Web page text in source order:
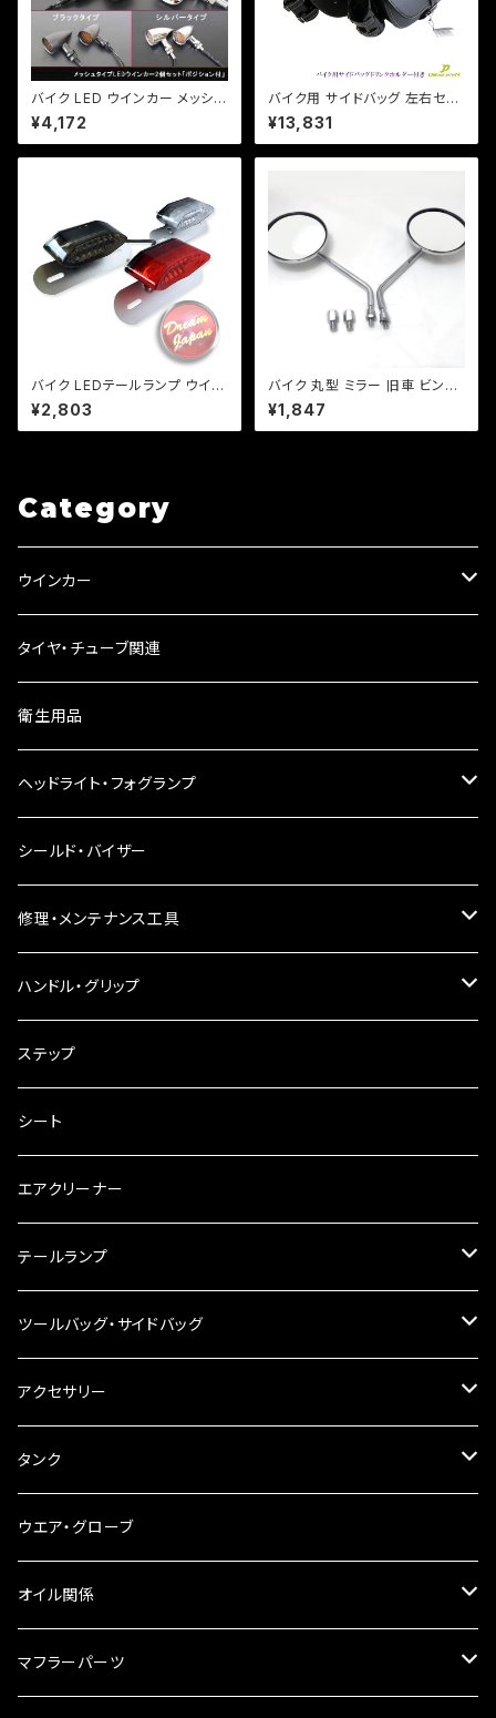
バイク LED ウインカー メッシュ
タイプ 激渋 2個セット ポジショ
ン付 アメリカン レトロ チョッパ
ー a218
¥4,172
バイク用 サイドバッグ 左右セッ
ト ドリンクホルダー レインカバ
ー付き /ドラッグスター/スポーツ
スター/ビラーゴ/マグナ
¥13,831
バイク LEDテールランプ ウイン
カー 一体型テール ルーカステ
ール【レンズ色選択】 / 汎用 ル
ーカス CB XJ SR TW
¥2,803
バイク 丸型 ミラー 旧車 ビンテ
ージ/バイク/原付 【メッキ】/原
付/変換ネジ付/スクーター/ZX/
ZR/PCX/RZ/アドレス
¥1,847
Category
ウインカー
ウインカーリレー
ウインカーレンズ
LEDウインカー
電球型ウインカー
バードゲージウインカー
ウインカークランプ
タイヤ・チューブ関連
衛生用品
ヘッドライト・フォグランプ
ヘッドライト
フォグランプ
配線・リレー
シールド・バイザー
修理・メンテナンス工具
インテークマニホールド
電装・配線・キボシ等
キャブレター
チェーン
工具類
ハンドル・グリップ
グリップ
バーハン
ハンドルパーツ
ハンドルスイッチ
その他
ハンドルポスト
ハンドルブレース
ステアリングダンパー
ブレーキ・クラッチレバー
スマホホルダー
ステップ
シート
エアクリーナー
テールランプ
ナンバー灯
ツールバッグ・サイドバッグ
ツールバッグ
サイドバッグ
サイドバッグサポート
リアBOX
ハードケース
アクセサリー
USB電源
電装系
タンク
タンク本体
タンクキャップ
タンクシール
ウエア・グローブ
オイル関係
4スト用エンジンオイル
マフラーパーツ